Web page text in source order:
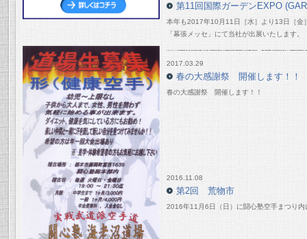
第11回国際ガーデンEXPO
本年も2017年10月11日［水］より13日［金
「幕張メッセ」にて当社が出展いたします。
2017.03.29
春の大感謝祭 開催します！！
春の大感謝祭 開催します！！
2016.11.08
第2回 荒物市
2016年11月6日（日）に闘心塾空手まつり内